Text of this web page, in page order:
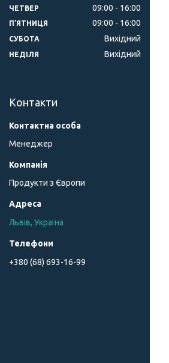
ЧЕТВЕР 09:00 16:00
ПʼЯТНИЦЯ 09:00 16:00
СУБОТА Вихідний
НЕДІЛЯ Вихідний
Контакти
Менеджер
Продукти з Європи
Львів, Україна
+380 (68) 693-16-99